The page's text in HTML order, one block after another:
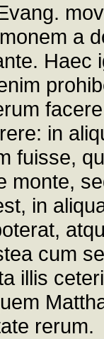
a
Haec
in
fuisse,
monte,
in
cum
illis
rerum.